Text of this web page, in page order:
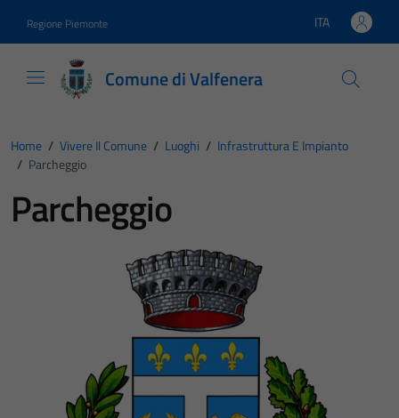
Regione Piemonte Lingua attiva:
ITA
Comune di Valfenera
Home / Vivere Il Comune / Luoghi / Infrastruttura E Impianto
/ Parcheggio
Parcheggio